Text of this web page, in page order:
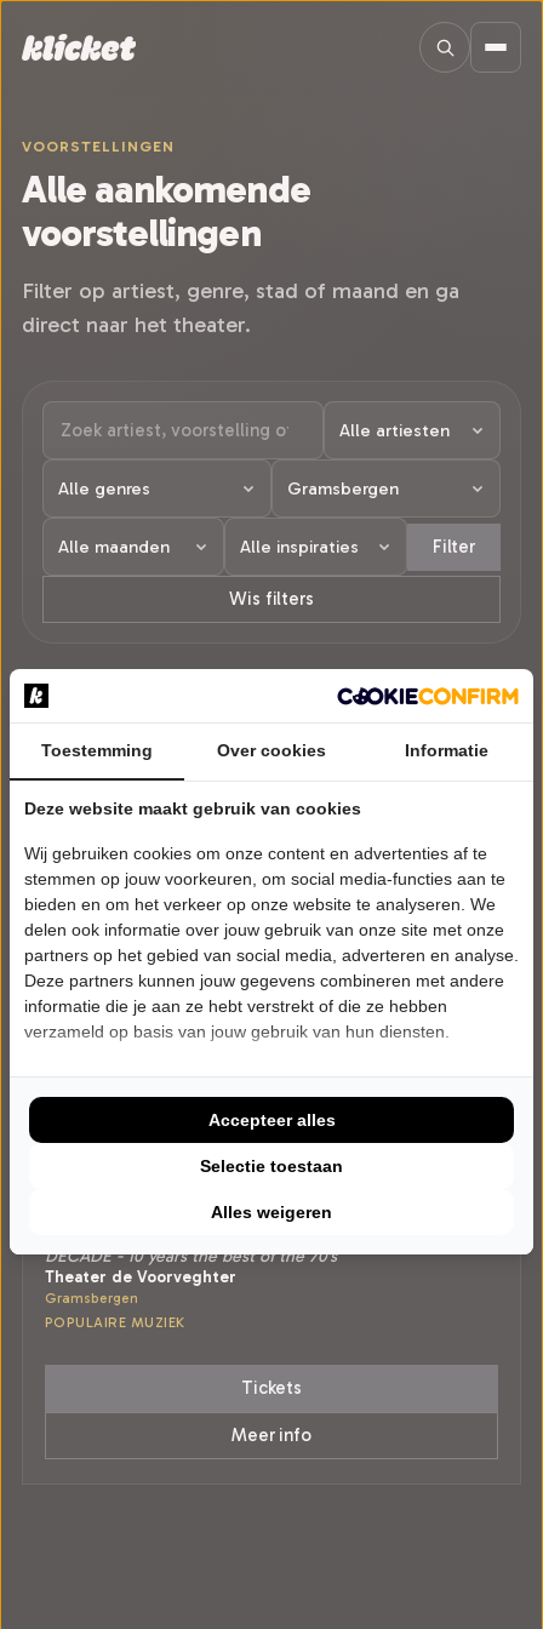
VOORSTELLINGEN
Alle aankomende
voorstellingen
Filter op artiest, genre, stad of maand en ga
direct naar het theater.
Filter
Wis filters
1 voorstelling in Gramsbergen.
ZATERDAG 12 SEPTEMBER 2026 • 20:30 UUR
DECADE - 10 years the best of the 70's
Theater de Voorveghter
Gramsbergen
POPULAIRE MUZIEK
Tickets
Meer info
Toestemming Over cookies Informatie
Deze website maakt gebruik van cookies
Wij gebruiken cookies om onze content en advertenties af te
stemmen op jouw voorkeuren, om social media-functies aan te
bieden en om het verkeer op onze website te analyseren. We
delen ook informatie over jouw gebruik van onze site met onze
partners op het gebied van social media, adverteren en analyse.
Deze partners kunnen jouw gegevens combineren met andere
informatie die je aan ze hebt verstrekt of die ze hebben
verzameld op basis van jouw gebruik van hun diensten.
Alles weigeren
Selectie toestaan
Accepteer alles